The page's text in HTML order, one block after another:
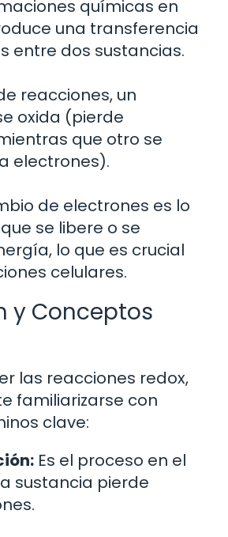
químicas en
una transferencia
entre dos sustancias.
reacciones, un
oxida (pierde
que otro se
electrones).
de electrones es lo
se libere o se
lo que es crucial
celulares.
y Conceptos
las reacciones redox,
familiarizarse con
clave:
Es el proceso en el
sustancia pierde